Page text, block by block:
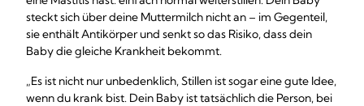
steckt sich über deine Muttermilch nicht an – im Gegenteil,
sie enthält Antikörper und senkt so das Risiko, dass dein
Baby die gleiche Krankheit bekommt.
„Es ist nicht nur unbedenklich, Stillen ist sogar eine gute Idee,
wenn du krank bist. Dein Baby ist tatsächlich die Person, bei